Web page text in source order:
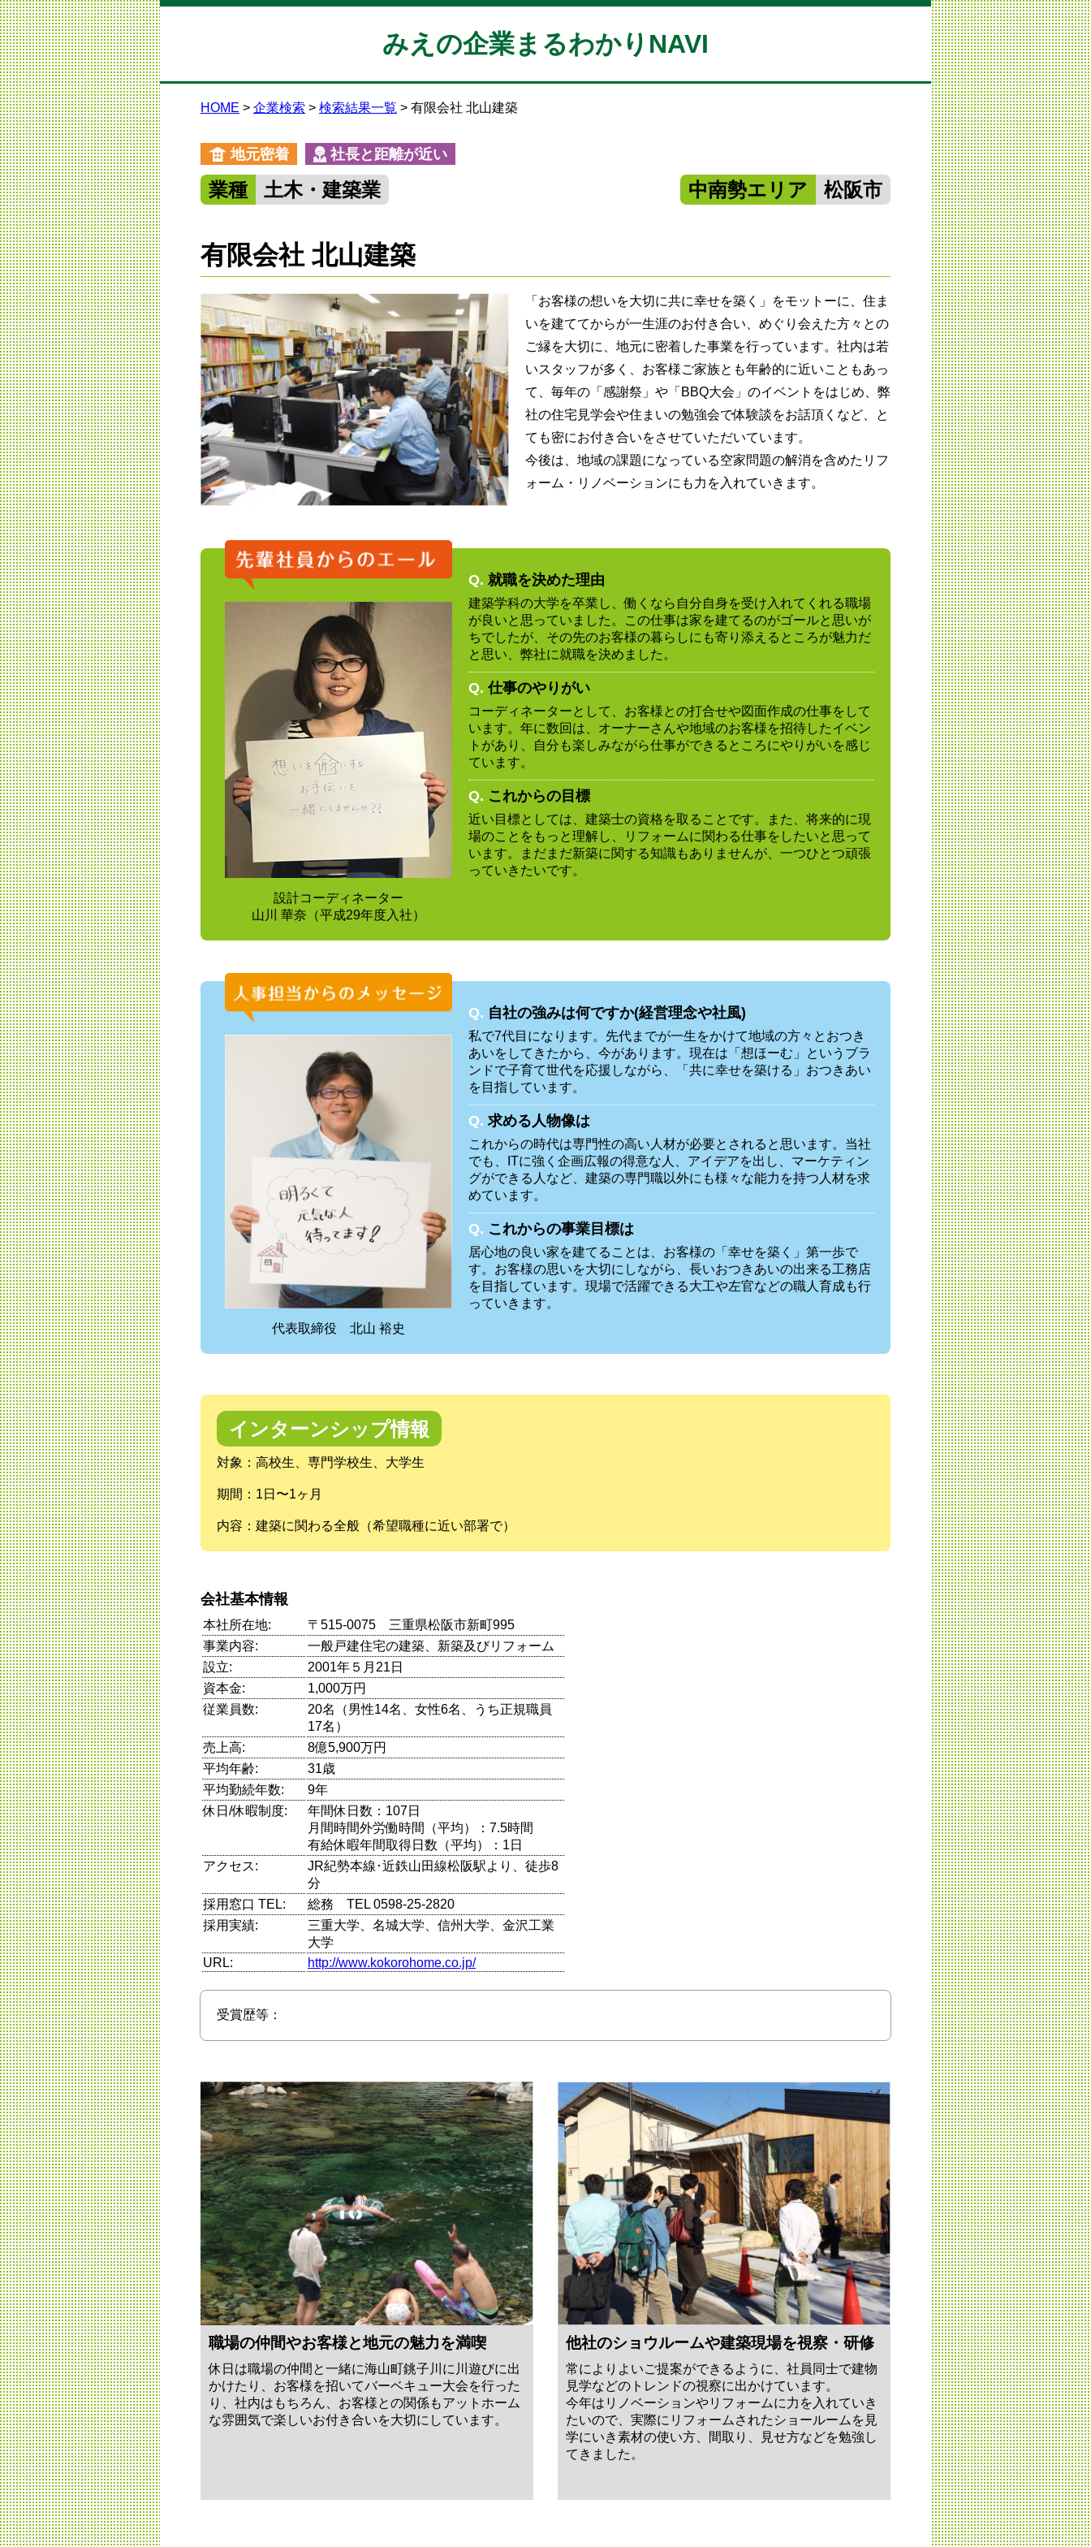
みえの企業まるわかりNAVI
HOME 企業検索 検索結果一覧 有限会社 北山建築
地元密着 社長と距離が近い
業種 土木・建築業 中南勢エリア 松阪市
有限会社 北山建築
「お客様の想いを大切に共に幸せを築く」をモットーに、住ま
いを建ててからが一生涯のお付き合い、めぐり会えた方々との
ご縁を大切に、地元に密着した事業を行っています。社内は若
いスタッフが多く、お客様ご家族とも年齢的に近いこともあっ
て、毎年の「感謝祭」や「BBQ大会」のイベントをはじめ、弊
社の住宅見学会や住まいの勉強会で体験談をお話頂くなど、と
ても密にお付き合いをさせていただいています。
今後は、地域の課題になっている空家問題の解消を含めたリフ
ォーム・リノベーションにも力を入れていきます。
設計コーディネーター
山川 華奈（平成29年度入社）
Q. 就職を決めた理由
建築学科の大学を卒業し、働くなら自分自身を受け入れてくれる職場
が良いと思っていました。この仕事は家を建てるのがゴールと思いが
ちでしたが、その先のお客様の暮らしにも寄り添えるところが魅力だ
と思い、弊社に就職を決めました。
Q. 仕事のやりがい
コーディネーターとして、お客様との打合せや図面作成の仕事をして
います。年に数回は、オーナーさんや地域のお客様を招待したイベン
トがあり、自分も楽しみながら仕事ができるところにやりがいを感じ
ています。
Q. これからの目標
近い目標としては、建築士の資格を取ることです。また、将来的に現
場のことをもっと理解し、リフォームに関わる仕事をしたいと思って
います。まだまだ新築に関する知識もありませんが、一つひとつ頑張
っていきたいです。
代表取締役 北山 裕史
Q. 自社の強みは何ですか(経営理念や社風)
私で7代目になります。先代までが一生をかけて地域の方々とおつき
あいをしてきたから、今があります。現在は「想ほーむ」というブラ
ンドで子育て世代を応援しながら、「共に幸せを築ける」おつきあい
を目指しています。
Q. 求める人物像は
これからの時代は専門性の高い人材が必要とされると思います。当社
でも、ITに強く企画広報の得意な人、アイデアを出し、マーケティン
グができる人など、建築の専門職以外にも様々な能力を持つ人材を求
めています。
Q. これからの事業目標は
居心地の良い家を建てることは、お客様の「幸せを築く」第一歩で
す。お客様の思いを大切にしながら、長いおつきあいの出来る工務店
を目指しています。現場で活躍できる大工や左官などの職人育成も行
っていきます。
インターンシップ情報
対象：高校生、専門学校生、大学生
期間：1日〜1ヶ月
内容：建築に関わる全般（希望職種に近い部署で）
会社基本情報
本社所在地:
〒515-0075 三重県松阪市新町995
事業内容:
一般戸建住宅の建築、新築及びリフォーム
設立:
2001年５月21日
資本金:
1,000万円
従業員数:
20名（男性14名、女性6名、うち正規職員
17名）
売上高:
8億5,900万円
平均年齢:
31歳
平均勤続年数:
9年
休日/休暇制度:
年間休日数：107日
月間時間外労働時間（平均）：7.5時間
有給休暇年間取得日数（平均）：1日
アクセス:
JR紀勢本線･近鉄山田線松阪駅より、徒歩8
分
採用窓口 TEL:
総務 TEL 0598-25-2820
採用実績:
三重大学、名城大学、信州大学、金沢工業
大学
URL:
http://www.kokorohome.co.jp/
受賞歴等：
職場の仲間やお客様と地元の魅力を満喫
休日は職場の仲間と一緒に海山町銚子川に川遊びに出
かけたり、お客様を招いてバーベキュー大会を行った
り、社内はもちろん、お客様との関係もアットホーム
な雰囲気で楽しいお付き合いを大切にしています。
他社のショウルームや建築現場を視察・研修
常によりよいご提案ができるように、社員同士で建物
見学などのトレンドの視察に出かけています。
今年はリノベーションやリフォームに力を入れていき
たいので、実際にリフォームされたショールームを見
学にいき素材の使い方、間取り、見せ方などを勉強し
てきました。